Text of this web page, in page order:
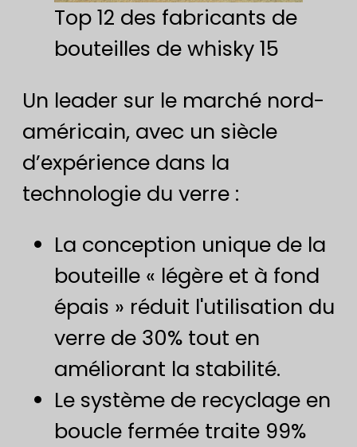
Top 12 des fabricants de
bouteilles de whisky 15
Un leader sur le marché nord-
américain, avec un siècle
d’expérience dans la
technologie du verre :
La conception unique de la
bouteille « légère et à fond
épais » réduit l'utilisation du
verre de 30% tout en
améliorant la stabilité.
Le système de recyclage en
boucle fermée traite 99%